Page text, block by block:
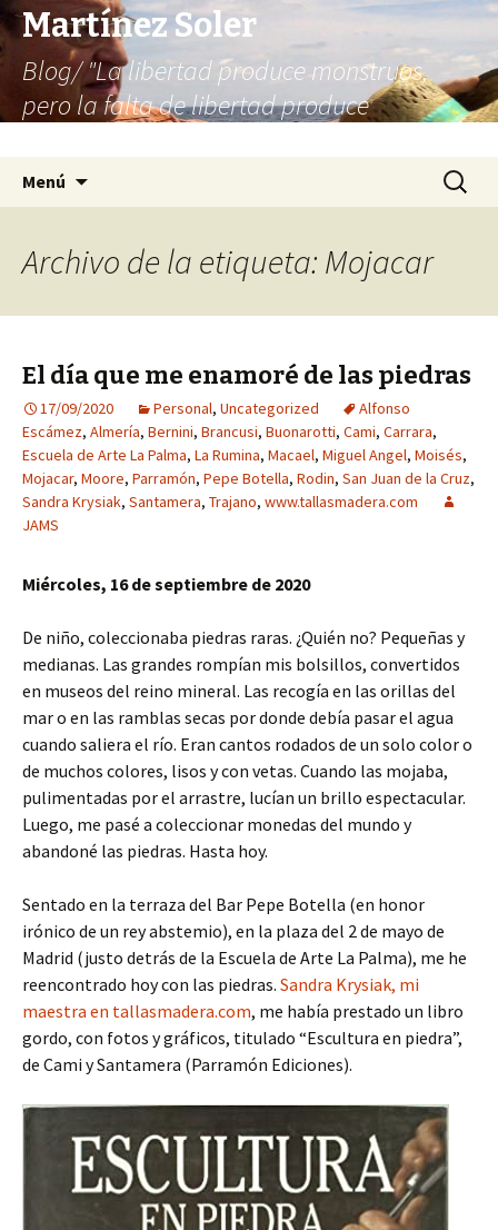
Martínez Soler
Blog/ "La libertad produce monstruos,
pero la falta de libertad produce
Menú Buscar:
Archivo de la etiqueta: Mojacar
El día que me enamoré de las piedras
17/09/2020 Personal, Uncategorized
Alfonso
Escámez, Almería, Bernini, Brancusi, Buonarotti, Cami, Carrara,
Escuela de Arte La Palma, La Rumina, Macael, Miguel Angel, Moisés,
Mojacar, Moore, Parramón, Pepe Botella, Rodin, San Juan de la Cruz,
Sandra Krysiak, Santamera, Trajano, www.tallasmadera.com
JAMS
Miércoles, 16 de septiembre de 2020
De niño, coleccionaba piedras raras. ¿Quién no? Pequeñas y
medianas. Las grandes rompían mis bolsillos, convertidos
en museos del reino mineral. Las recogía en las orillas del
mar o en las ramblas secas por donde debía pasar el agua
cuando saliera el río. Eran cantos rodados de un solo color o
de muchos colores, lisos y con vetas. Cuando las mojaba,
pulimentadas por el arrastre, lucían un brillo espectacular.
Luego, me pasé a coleccionar monedas del mundo y
abandoné las piedras. Hasta hoy.
Sentado en la terraza del Bar Pepe Botella (en honor
irónico de un rey abstemio), en la plaza del 2 de mayo de
Madrid (justo detrás de la Escuela de Arte La Palma), me he
reencontrado hoy con las piedras. Sandra Krysiak, mi
maestra en tallasmadera.com, me había prestado un libro
gordo, con fotos y gráficos, titulado “Escultura en piedra”,
de Cami y Santamera (Parramón Ediciones).